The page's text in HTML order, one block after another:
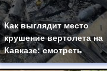
Как выглядит место
крушение вертолета на
Кавказе: смотреть